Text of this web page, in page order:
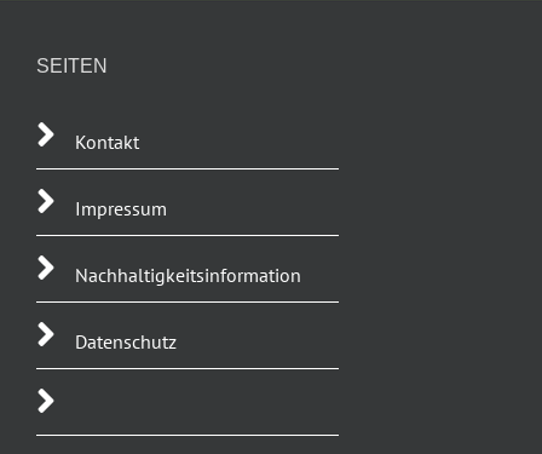
SEITEN
Kontakt
Impressum
Nachhaltigkeitsinformation
Datenschutz